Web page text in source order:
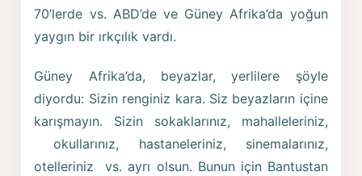
70’lerde vs. ABD’de ve Güney Afrika’da yoğun
yaygın bir ırkçılık vardı.
Güney Afrika’da, beyazlar, yerlilere şöyle
diyordu: Sizin renginiz kara. Siz beyazların içine
karışmayın. Sizin sokaklarınız, mahalleleriniz,
okullarınız, hastaneleriniz, sinemalarınız,
otelleriniz vs. ayrı olsun. Bunun için Bantustan